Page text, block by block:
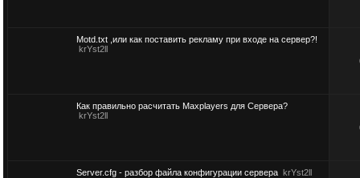
Motd.txt ,или как поставить рекламу при входе на сервер?!
krYst2ll
Как правильно расчитать Maxplayers для Сервера?
krYst2ll
Server.cfg - разбор файла конфигурации сервера krYst2ll